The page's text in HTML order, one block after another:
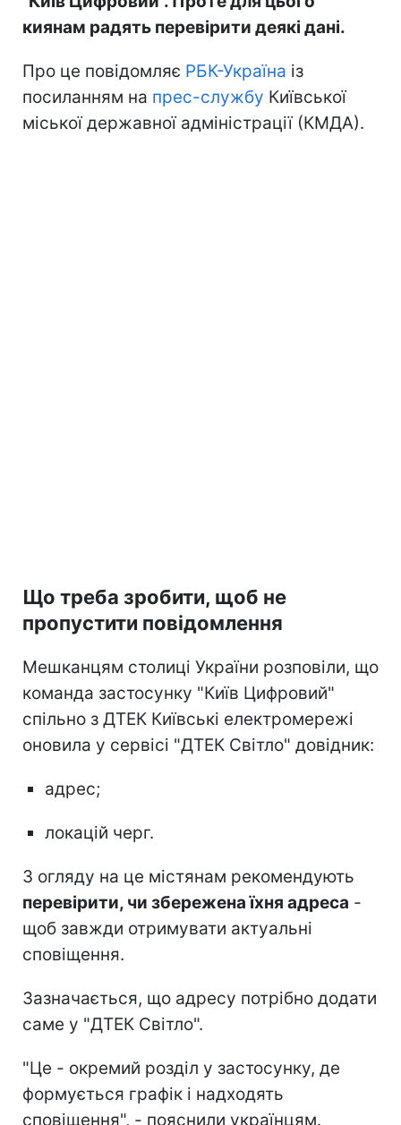
киянам радять перевірити деякі дані.
Про це повідомляє РБК-Україна із
посиланням на прес-службу Київської
міської державної адміністрації (КМДА).
Що треба зробити, щоб не
пропустити повідомлення
Мешканцям столиці України розповіли, що
команда застосунку "Київ Цифровий"
спільно з ДТЕК Київські електромережі
оновила у сервісі "ДТЕК Світло" довідник:
адрес;
локацій черг.
З огляду на це містянам рекомендують
перевірити, чи збережена їхня адреса -
щоб завжди отримувати актуальні
сповіщення.
Зазначається, що адресу потрібно додати
саме у "ДТЕК Світло".
"Це - окремий розділ у застосунку, де
формується графік і надходять
сповіщення", - пояснили українцям.